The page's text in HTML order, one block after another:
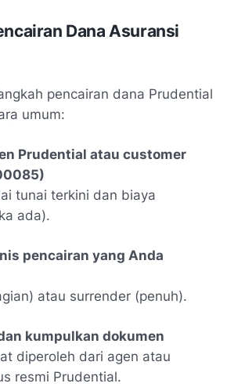
Dana Asuransi
pencairan dana Prudential
umum:
Prudential atau customer
tunai terkini dan biaya
ada).
pencairan yang Anda
atau surrender (penuh).
kumpulkan dokumen
diperoleh dari agen atau
resmi Prudential.